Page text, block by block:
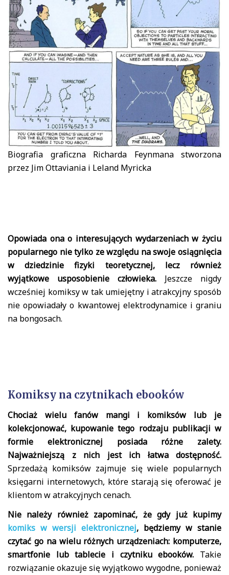
Biografia graficzna Richarda Feynmana stworzona
przez Jim Ottaviania i Leland Myricka
Opowiada ona o interesujących wydarzeniach w życiu
popularnego nie tylko ze względu na swoje osiągnięcia
w dziedzinie fizyki teoretycznej, lecz również
wyjątkowe usposobienie człowieka. Jeszcze nigdy
wcześniej komiksy w tak umiejętny i atrakcyjny sposób
nie opowiadały o kwantowej elektrodynamice i graniu
na bongosach.
Komiksy na czytnikach ebooków
Chociaż wielu fanów mangi i komiksów lub je
kolekcjonować, kupowanie tego rodzaju publikacji w
formie elektronicznej posiada różne zalety.
Najważniejszą z nich jest ich łatwa dostępność.
Sprzedażą komiksów zajmuje się wiele popularnych
księgarni internetowych, które starają się oferować je
klientom w atrakcyjnych cenach.
Nie należy również zapominać, że gdy już kupimy
komiks w wersji elektronicznej, będziemy w stanie
czytać go na wielu różnych urządzeniach: komputerze,
smartfonie lub tablecie i czytniku ebooków. Takie
rozwiązanie okazuje się wyjątkowo wygodne, ponieważ